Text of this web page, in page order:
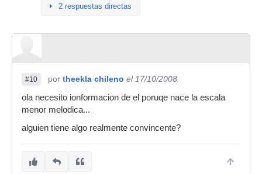
2 respuestas directas
#10 por theekla chileno el 17/10/2008
ola necesito ionformacion de el poruqe nace la escala
menor melodica...
alguien tiene algo realmente convincente?